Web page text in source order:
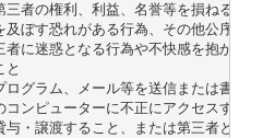
者の権利、利益、名誉等を損ねること
ぼす恐れがある行為、その他公序良
に迷惑となる行為や不快感を抱かせ
と
グラム、メール等を送信または書き
ンピューターに不正にアクセスする
・譲渡すること、または第三者と共